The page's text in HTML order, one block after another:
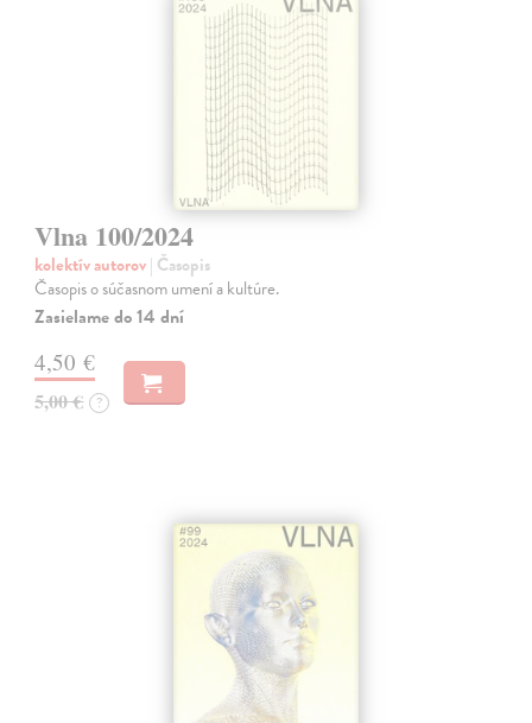
Vlna 100/2024
kolektív autorov| Časopis
Časopis o súčasnom umení a kultúre.
Zasielame do 14 dní
4,50 €
5,00 € ?